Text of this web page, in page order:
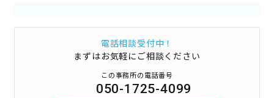
電話相談受付中！
まずはお気軽にご相談ください
この事務所の電話番号
050-1725-4099